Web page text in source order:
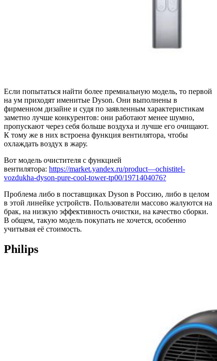
Если попытаться найти более премиальную модель, то первой
на ум приходят именитые Dyson. Они выполнены в
фирменном дизайне и судя по заявленным характеристикам
заметно лучше конкурентов: они работают менее шумно,
пропускают через себя больше воздуха и лучше его очищают.
К тому же в них встроена функция вентилятора, чтобы
охлаждать воздух в жару.
Вот модель очистителя с функцией
вентилятора: https://market.yandex.ru/product—ochistitel-
vozdukha-dyson-pure-cool-tower-tp00/1971404076?
Проблема либо в поставщиках Dyson в Россию, либо в целом
в этой линейке устройств. Пользователи массово жалуются на
брак, на низкую эффективность очистки, на качество сборки.
В общем, такую модель покупать не хочется, особенно
учитывая её стоимость.
Philips